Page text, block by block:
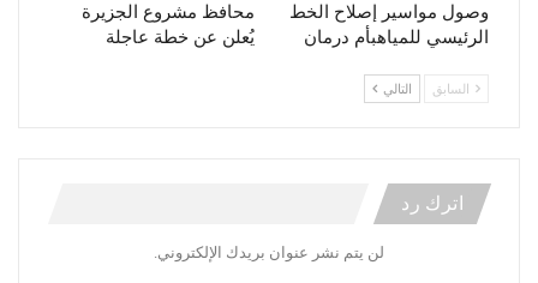
وصول مواسير إصلاح الخط
الرئيسي للمياهبأم درمان
محافظ مشروع الجزيرة
يُعلن عن خطة عاجلة
السابق التالي
اترك رد
لن يتم نشر عنوان بريدك الإلكتروني.